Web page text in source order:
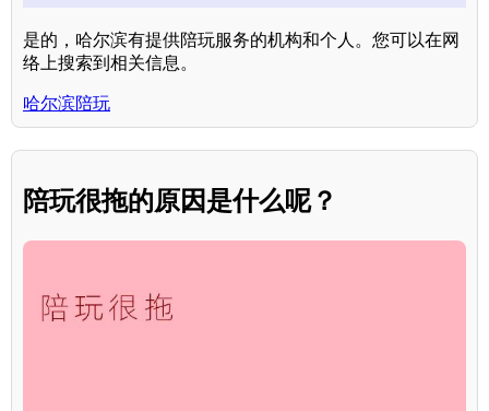
是的，哈尔滨有提供陪玩服务的机构和个人。您可以在网
络上搜索到相关信息。
哈尔滨陪玩
陪玩很拖的原因是什么呢？